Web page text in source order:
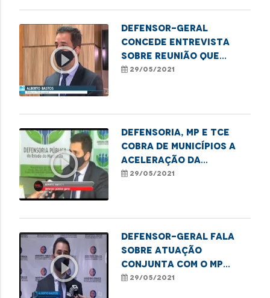
play_circle_outline
Defensor-geral
concede entrevista
sobre reunião que
decidiu cobrar
29/05/2021
play_circle_outline
Defensoria, MP e TCE
cobra de municípios a
aceleração da
imunização no Estado
29/05/2021
play_circle_outline
Defensor-geral fala
sobre atuação
conjunta com o MP
para acelerar
29/05/2021